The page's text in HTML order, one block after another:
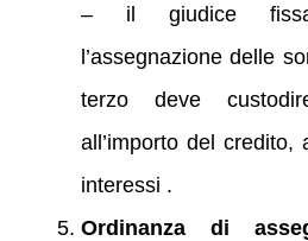
– il giudice fissa
l’assegnazione delle
terzo deve
all’importo del
interessi .
Ordinanza di